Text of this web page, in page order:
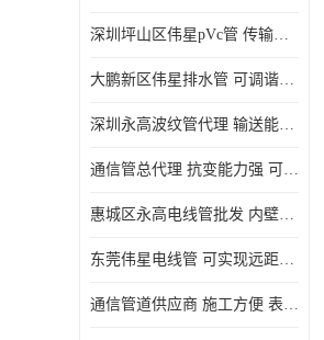
深圳坪山区伟星pVc管 传输损耗小 频率稳定性好
大鹏新区伟星排水管 可调谐性好 大功率 效率高
深圳永高波纹管代理 输送能力强 可以承受高温
通信管总代理 抗变能力强 可耐强震 扭曲
惠城区永高电线管批发 内壁光滑 抗震性能好
东莞伟星电线管 可实现远距离通信 频率稳定性好
通信管道供应商 施工方便 表面电阻系数大